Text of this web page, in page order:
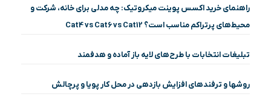
راهنمای خرید اکسس پوینت میکروتیک: چه مدلی برای خانه، شرکت و
محیط‌های پرتراکم مناسب است؟ Cat4 vs Cat6 vs Cat12
تبلیغات انتخابات با طرح‌های لایه باز آماده و هدفمند
روشها و ترفندهای افزایش بازدهی در محل کار پویا و پرچالش